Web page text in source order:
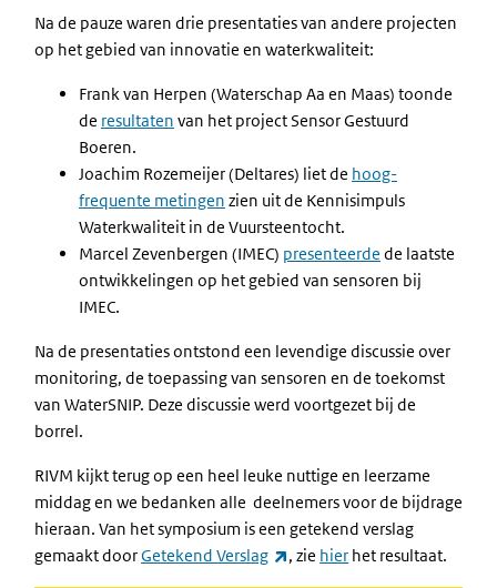
Na de pauze waren drie presentaties van andere projecten
op het gebied van innovatie en waterkwaliteit:
Frank van Herpen (Waterschap Aa en Maas) toonde
de resultaten van het project Sensor Gestuurd
Boeren.
Joachim Rozemeijer (Deltares) liet de hoog-
frequente metingen zien uit de Kennisimpuls
Waterkwaliteit in de Vuursteentocht.
Marcel Zevenbergen (IMEC) presenteerde de laatste
ontwikkelingen op het gebied van sensoren bij
IMEC.
Na de presentaties ontstond een levendige discussie over
monitoring, de toepassing van sensoren en de toekomst
van WaterSNIP. Deze discussie werd voortgezet bij de
borrel.
RIVM kijkt terug op een heel leuke nuttige en leerzame
middag en we bedanken alle deelnemers voor de bijdrage
hieraan. Van het symposium is een getekend verslag
gemaakt doorGetekend Verslag (externe link)
, zie hier het resultaat.